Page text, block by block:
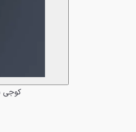
کوجی